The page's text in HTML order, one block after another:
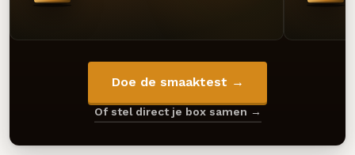
Doe de smaaktest →
Of stel direct je box samen →